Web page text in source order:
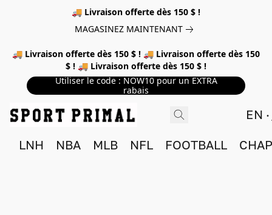
🚚 Livraison offerte dès 150 $ !
MAGASINEZ MAINTENANT
🚚 Livraison offerte dès 150 $ ! 🚚 Livraison offerte dès 150
$ ! 🚚 Livraison offerte dès 150 $ !
Utiliser le code : NOW10 pour un EXTRA
rabais
EN
LNH NBA MLB NFL FOOTBALL